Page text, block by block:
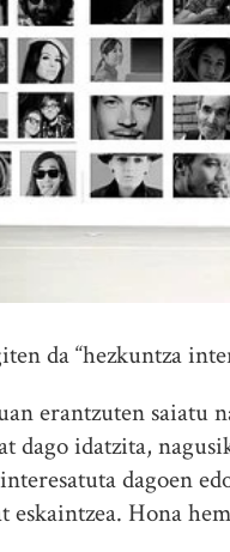
da “hezkuntza
erantzuten saiatu
dago idatzita,
dagoen
eskaintzea. Hona